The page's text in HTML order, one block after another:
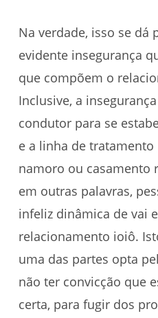
Na verdade, isso se
evidente insegurança
que compõem o
Inclusive, a
condutor para se
e a linha de
namoro ou casamento
em outras palavras,
infeliz dinâmica de vai
relacionamento ioiô.
uma das partes opta
não ter convicção que
certa, para fugir dos